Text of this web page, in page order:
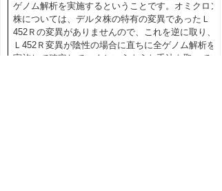
ゲノム解析を実施するということです。オミクロン
株については、デルタ株の特有の変異であったＬ
452Ｒの変異がありませんので、これを逆に取り、
Ｌ 452Ｒ変異が陰性の場合に直ちに全ゲノム解析を
実施して確定していくというような手法を取ってい